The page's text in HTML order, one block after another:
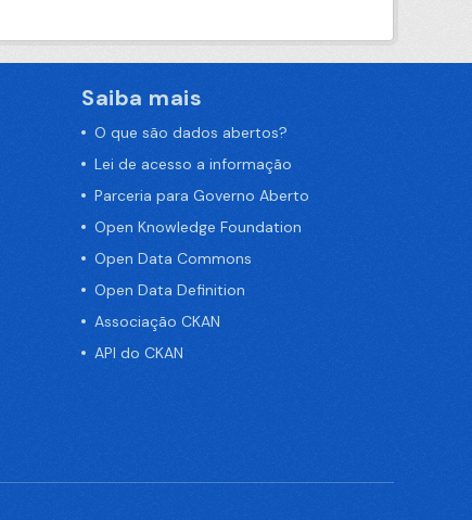
Saiba mais
O que são dados abertos?
Lei de acesso a informação
Parceria para Governo Aberto
Open Knowledge Foundation
Open Data Commons
Open Data Definition
Associação CKAN
API do CKAN